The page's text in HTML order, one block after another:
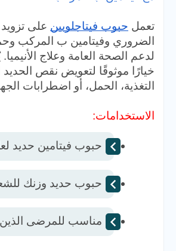
تعمل حبوب فيتاجلوبين على
الضروري وفيتامين ب المركب
لدعم الصحة العامة وعلاج الأنيميا.
خيارًا موثوقًا لتعويض نقص
التغذية، الحمل، أو اضطرابات
الاستخدامات:
حبوب فيتامين حديد
حبوب حديد وزنك
مناسب للمرضى الذين